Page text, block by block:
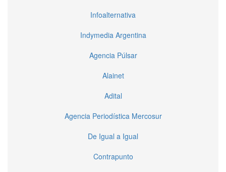
Infoalternativa
Indymedia Argentina
Agencia Púlsar
Alainet
Adital
Agencia Periodística Mercosur
De Igual a Igual
Contrapunto